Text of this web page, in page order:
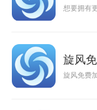
想要拥有
旋风
旋风免费